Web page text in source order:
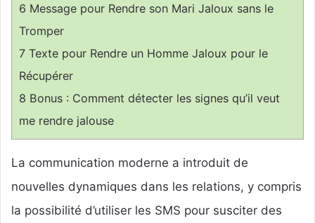
6 Message pour Rendre son Mari Jaloux sans le
Tromper
7 Texte pour Rendre un Homme Jaloux pour le
Récupérer
8 Bonus : Comment détecter les signes qu’il veut
me rendre jalouse
La communication moderne a introduit de
nouvelles dynamiques dans les relations, y compris
la possibilité d’utiliser les SMS pour susciter des